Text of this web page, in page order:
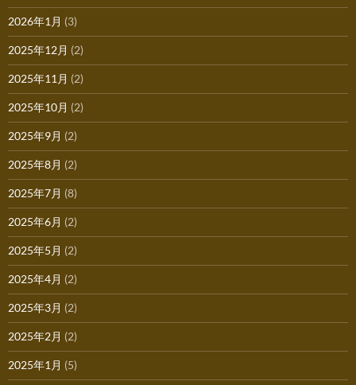
2026年1月 (3)
2025年12月 (2)
2025年11月 (2)
2025年10月 (2)
2025年9月 (2)
2025年8月 (2)
2025年7月 (8)
2025年6月 (2)
2025年5月 (2)
2025年4月 (2)
2025年3月 (2)
2025年2月 (2)
2025年1月 (5)